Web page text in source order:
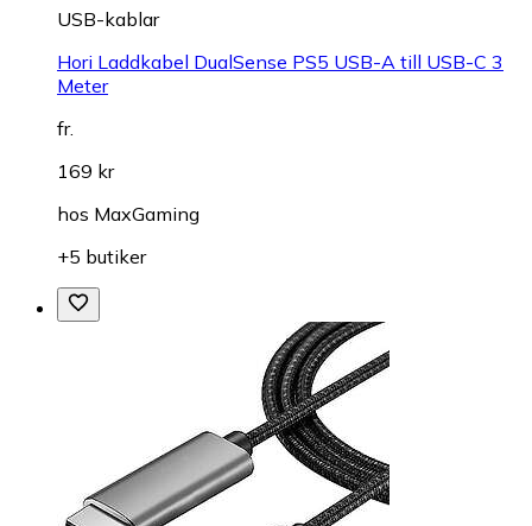
USB-kablar
Hori Laddkabel DualSense PS5 USB-A till USB-C 3
Meter
fr.
169 kr
hos MaxGaming
+5 butiker